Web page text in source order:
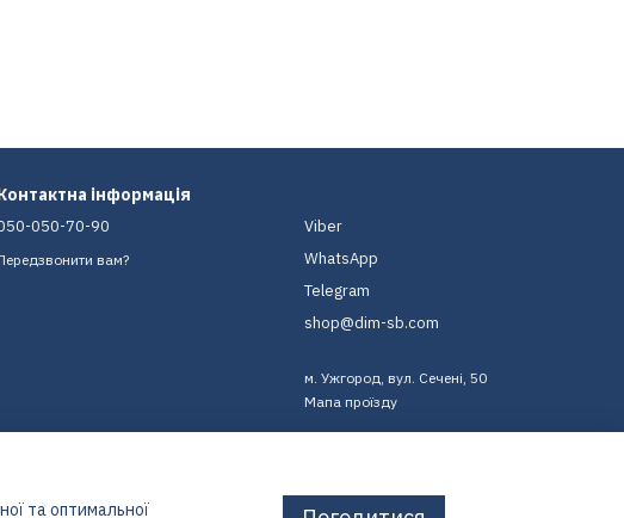
інформація
050-70-90
вам?
Viber
WhatsApp
Telegram
shop@dim-sb.com
м. Ужгород, вул. Сечені, 50
Мапа проїзду
та оптимальної